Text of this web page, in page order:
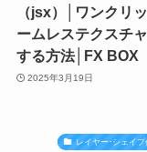
（jsx）│ワンクリ
ームレステクスチ
する方法│FX BOX
2025年3月19日
レイヤー･シェイプ